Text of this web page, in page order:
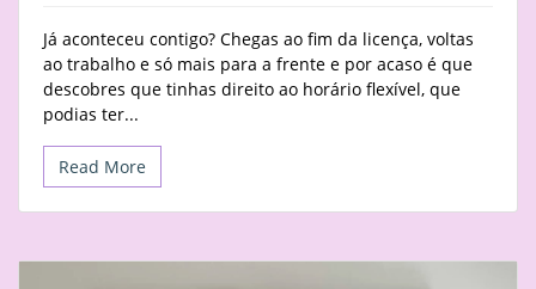
Já aconteceu contigo? Chegas ao fim da licença, voltas
ao trabalho e só mais para a frente e por acaso é que
descobres que tinhas direito ao horário flexível, que
podias ter...
Read More